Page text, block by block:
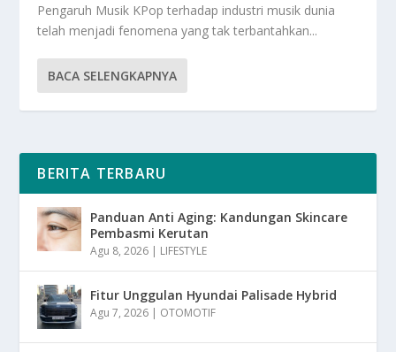
Pengaruh Musik KPop terhadap industri musik dunia
telah menjadi fenomena yang tak terbantahkan...
BACA SELENGKAPNYA
BERITA TERBARU
Panduan Anti Aging: Kandungan Skincare
Pembasmi Kerutan
Agu 8, 2026 | LIFESTYLE
Fitur Unggulan Hyundai Palisade Hybrid
Agu 7, 2026 | OTOMOTIF